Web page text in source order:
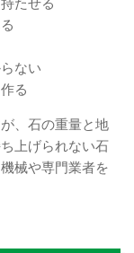
たせる
ない
る
、石の重量と地
上げられない石
械や専門業者を